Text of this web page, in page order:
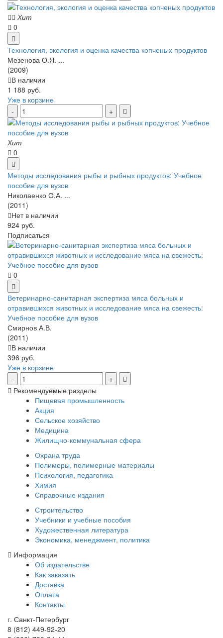
Хит
0
Технология, экология и оценка качества копченых продуктов
Мезенова О.Я. ...
(2009)
В наличии
1 188 руб.
Уже в корзине
Хит
0
Методы исследования рыбы и рыбных продуктов: Учебное
пособие для вузов
Николаенко О.А. ...
(2011)
Нет в наличии
924 руб.
Подписаться
0
Ветеринарно-санитарная экспертиза мяса больных и
отравившихся животных и исследование мяса на свежесть:
Учебное пособие для вузов
Смирнов А.В.
(2011)
В наличии
396 руб.
Уже в корзине
Рекомендуемые разделы
Пищевая промышленность
Акция
Сельское хозяйство
Медицина
Жилищно-коммунальная сфера
Охрана труда
Полимеры, полимерные материалы
Психология, педагогика
Химия
Справочные издания
Строительство
Учебники и учебные пособия
Художественная литература
Экономика, менеджмент, политика
Информация
Об издательстве
Как заказать
Доставка
Оплата
Контакты
г. Санкт-Петербург
8 (812) 449-92-20